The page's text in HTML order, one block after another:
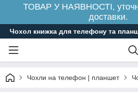
ТОВАР У НАЯВНОСТІ,
доставки.
Чохол книжка для телефону та
Чохли на телефон | планшет